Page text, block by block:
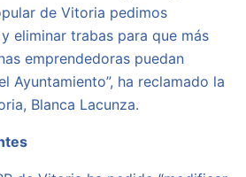
de Vitoria pedimos
eliminar trabas para que más
emprendedoras puedan
Ayuntamiento”, ha reclamado la
Blanca Lacunza.